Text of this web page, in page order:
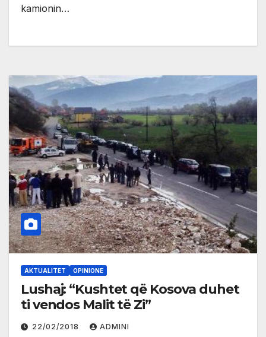
kamionin…
AKTUALITET OPINIONE
Lushaj: “Kushtet që Kosova duhet
ti vendos Malit të Zi”
22/02/2018 ADMINI